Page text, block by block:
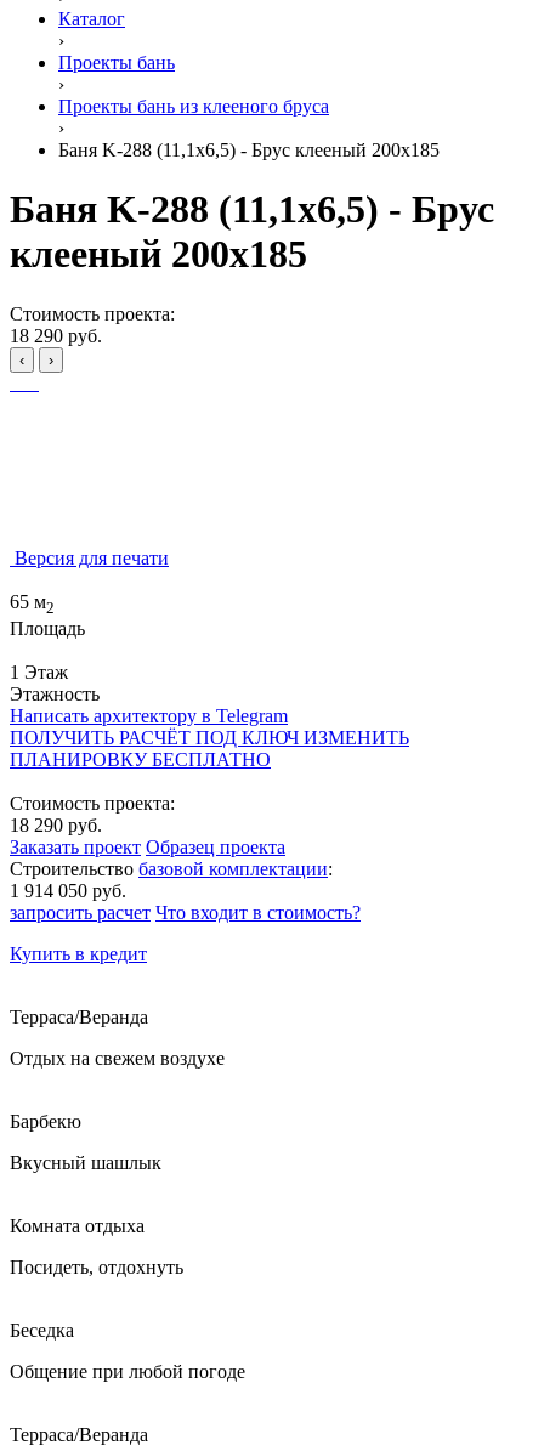
Каталог
›
Проекты бань
›
Проекты бань из клееного бруса
›
Баня K-288 (11,1x6,5) - Брус клееный 200x185
Баня K-288 (11,1x6,5) - Брус
клееный 200x185
Стоимость проекта:
18 290 руб.
‹ ›
Версия для печати
65 м2
Площадь
1 Этаж
Этажность
Написать архитектору в Telegram
ПОЛУЧИТЬ РАСЧЁТ ПОД КЛЮЧ ИЗМЕНИТЬ
ПЛАНИРОВКУ БЕСПЛАТНО
Стоимость проекта:
18 290 руб.
Заказать проект Образец проекта
Строительство базовой комплектации:
1 914 050 руб.
запросить расчет Что входит в стоимость?
Купить в кредит
Терраса/Веранда
Отдых на свежем воздухе
Барбекю
Вкусный шашлык
Комната отдыха
Посидеть, отдохнуть
Беседка
Общение при любой погоде
Терраса/Веранда